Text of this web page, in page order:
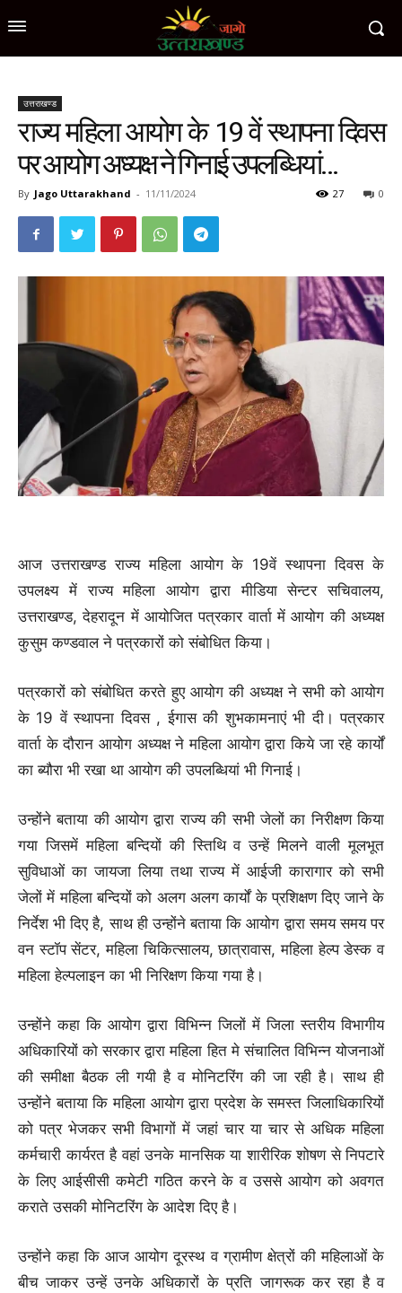
उत्तराखण्ड
राज्य महिला आयोग के 19 वें स्थापना दिवस
पर आयोग अध्यक्ष ने गिनाई उपलब्धियां…
By Jago Uttarakhand - 11/11/2024 0
27
आज उत्तराखण्ड राज्य महिला आयोग के 19वें स्थापना दिवस के
उपलक्ष्य में राज्य महिला आयोग द्वारा मीडिया सेन्टर सचिवालय,
उत्तराखण्ड, देहरादून में आयोजित पत्रकार वार्ता में आयोग की अध्यक्ष
कुसुम कण्डवाल ने पत्रकारों को संबोधित किया।
पत्रकारों को संबोधित करते हुए आयोग की अध्यक्ष ने सभी को आयोग
के 19 वें स्थापना दिवस , ईगास की शुभकामनाएं भी दी। पत्रकार
वार्ता के दौरान आयोग अध्यक्ष ने महिला आयोग द्वारा किये जा रहे कार्यों
का ब्यौरा भी रखा था आयोग की उपलब्धियां भी गिनाई।
उन्होंने बताया की आयोग द्वारा राज्य की सभी जेलों का निरीक्षण किया
गया जिसमें महिला बन्दियों की स्तिथि व उन्हें मिलने वाली मूलभूत
सुविधाओं का जायजा लिया तथा राज्य में आईजी कारागार को सभी
जेलों में महिला बन्दियों को अलग अलग कार्यों के प्रशिक्षण दिए जाने के
निर्देश भी दिए है, साथ ही उन्होंने बताया कि आयोग द्वारा समय समय पर
वन स्टॉप सेंटर, महिला चिकित्सालय, छात्रावास, महिला हेल्प डेस्क व
महिला हेल्पलाइन का भी निरिक्षण किया गया है।
उन्होंने कहा कि आयोग द्वारा विभिन्न जिलों में जिला स्तरीय विभागीय
अधिकारियों को सरकार द्वारा महिला हित मे संचालित विभिन्न योजनाओं
की समीक्षा बैठक ली गयी है व मोनिटरिंग की जा रही है। साथ ही
उन्होंने बताया कि महिला आयोग द्वारा प्रदेश के समस्त जिलाधिकारियों
को पत्र भेजकर सभी विभागों में जहां चार या चार से अधिक महिला
कर्मचारी कार्यरत है वहां उनके मानसिक या शारीरिक शोषण से निपटारे
के लिए आईसीसी कमेटी गठित करने के व उससे आयोग को अवगत
कराते उसकी मोनिटरिंग के आदेश दिए है।
उन्होंने कहा कि आज आयोग दूरस्थ व ग्रामीण क्षेत्रों की महिलाओं के
बीच जाकर उन्हें उनके अधिकारों के प्रति जागरूक कर रहा है व